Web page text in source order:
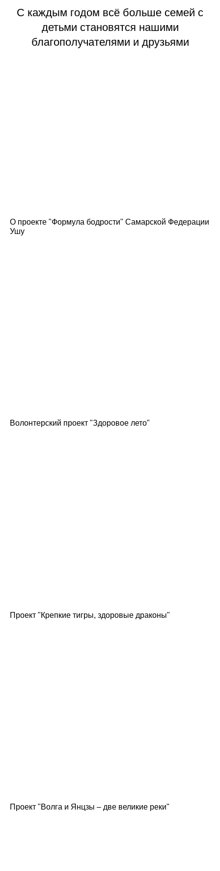
С каждым годом всё больше семей с
детьми становятся нашими
благополучателями и друзьями
О проекте "Формула бодрости" Самарской Федерации
Ушу
Волонтерский проект "Здоровое лето"
Проект "Крепкие тигры, здоровые драконы"
Проект "Волга и Янцзы – две великие реки"